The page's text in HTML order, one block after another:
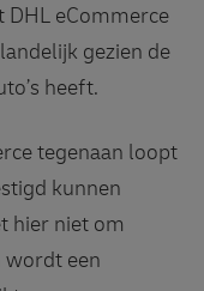
eCommerce
gezien de
heeft.
tegenaan loopt
kunnen
hier niet om
wordt een